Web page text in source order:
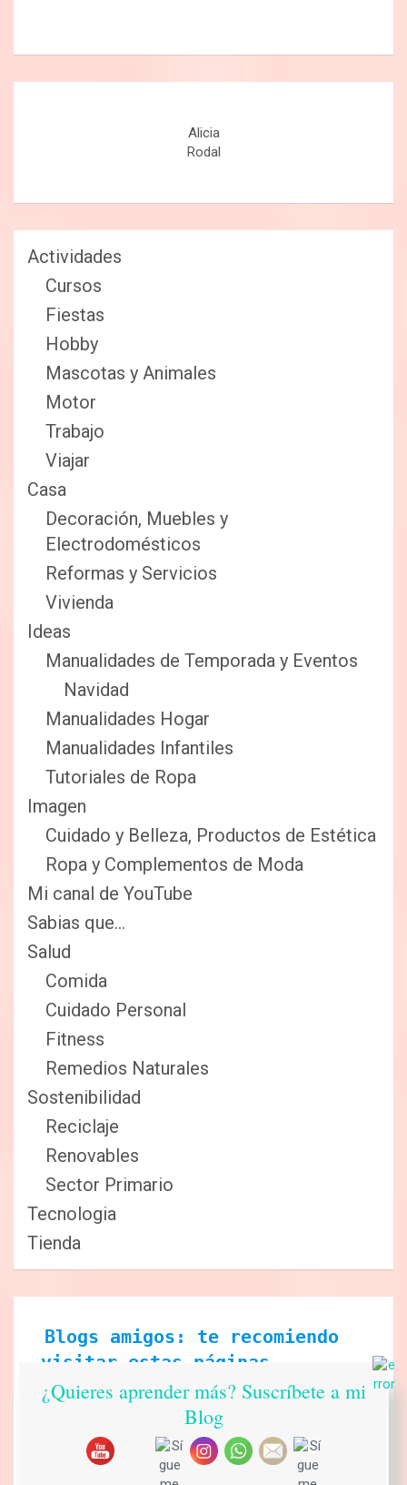
Alicia
Rodal
Actividades
Cursos
Fiestas
Hobby
Mascotas y Animales
Motor
Trabajo
Viajar
Casa
Decoración, Muebles y
Electrodomésticos
Reformas y Servicios
Vivienda
Ideas
Manualidades de Temporada y Eventos
Navidad
Manualidades Hogar
Manualidades Infantiles
Tutoriales de Ropa
Imagen
Cuidado y Belleza, Productos de Estética
Ropa y Complementos de Moda
Mi canal de YouTube
Sabias que…
Salud
Comida
Cuidado Personal
Fitness
Remedios Naturales
Sostenibilidad
Reciclaje
Renovables
Sector Primario
Tecnologia
Tienda
Blogs amigos: te recomiendo
visitar estas páginas
Ecobrisa Manualidades
Arte en tus manos con Lili y
¿Quieres aprender más? Suscríbete a mi
Blog